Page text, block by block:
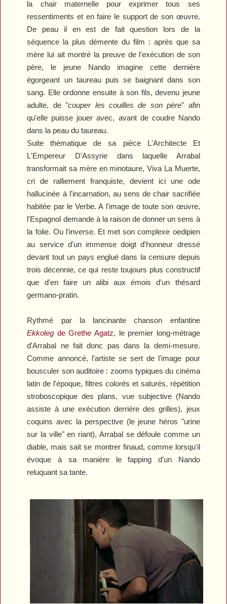
la chair maternelle pour exprimer tous ses
ressentiments et en faire le support de son œuvre.
De peau il en est de fait question lors de la
séquence la plus démente du film : après que sa
mère lui ait montré la preuve de l'exécution de son
père, le jeune Nando imagine cette dernière
égorgeant un taureau puis se baignant dans son
sang. Elle ordonne ensuite à son fils, devenu jeune
adulte, de "couper les couilles de son père" afin
qu'elle puisse jouer avec, avant de coudre Nando
dans la peau du taureau.
Suite thématique de sa pièce L'Architecte Et
L'Empereur D'Assyriedans laquelle Arrabal
transformait sa mère en minotaure,Viva La Muerte,
cri de ralliement franquiste, devient ici une ode
hallucinée à l'incarnation, au sens de chair sacrifiée
habitée par le Verbe. A l'image de toute son œuvre,
l'Espagnol demande à la raison de donner un sens à
la folie. Ou l'inverse. Et met son complexe oedipien
au service d'un immense doigt d'honneur dressé
devant tout un pays englué dans la censure depuis
trois décennie, ce qui reste toujours plus constructif
que d'en faire un alibi aux émois d'un thésard
germano-pratin.
Rythmé par la lancinante chanson enfantine
Ekkoleg de Grethe Agatz, le premier long-métrage
d'Arrabal ne fait donc pas dans la demi-mesure.
Comme annoncé, l'artiste se sert de l'image pour
bousculer son auditoire : zooms typiques du cinéma
latin de l'époque, filtres colorés et saturés, répétition
stroboscopique des plans, vue subjective (Nando
assiste à une exécution derrière des grilles), jeux
coquins avec la perspective (le jeune héros "urine
sur la ville" en riant), Arrabal se défoule comme un
diable, mais sait se montrer finaud, comme lorsqu'il
évoque à sa manière le fapping d'un Nando
reluquant sa tante.